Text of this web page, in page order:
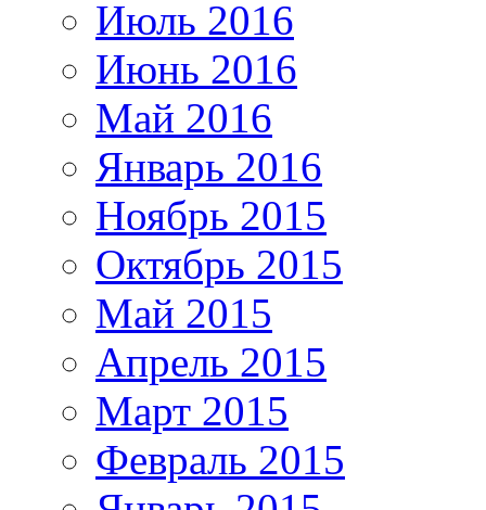
Июль 2016
Июнь 2016
Май 2016
Январь 2016
Ноябрь 2015
Октябрь 2015
Май 2015
Апрель 2015
Март 2015
Февраль 2015